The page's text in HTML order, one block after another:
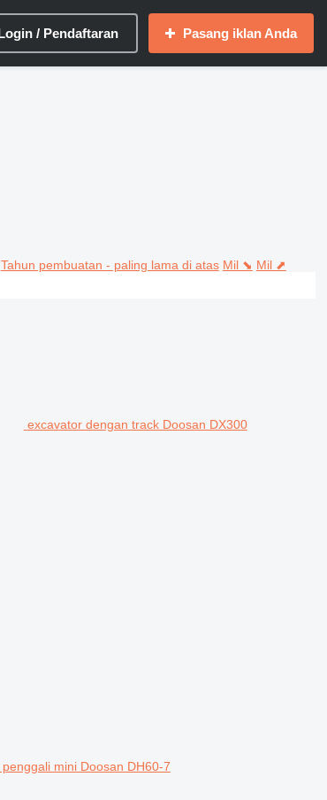
/ Pendaftaran Pasang iklan Anda
Tahun pembuatan - paling lama di atas Mil ⬊ Mil ⬈
excavator dengan track Doosan DX300
penggali mini Doosan DH60-7